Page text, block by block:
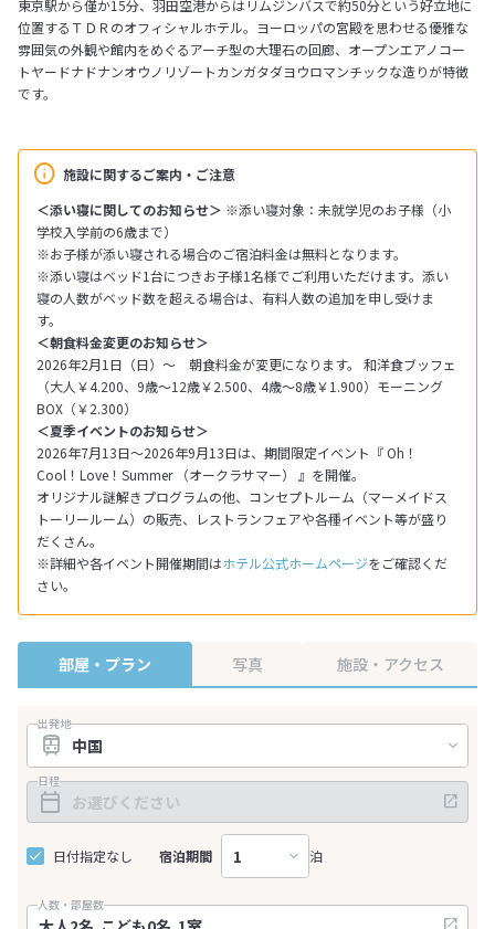
施設に関するご案内・ご注意
＜添い寝に関してのお知らせ＞ ※添い寝対象：未就学児のお子様（小
学校入学前の6歳まで）
※お子様が添い寝される場合のご宿泊料金は無料となります。
※添い寝はベッド1台につきお子様1名様でご利用いただけます。添い
寝の人数がベッド数を超える場合は、有料人数の追加を申し受けま
す。
＜朝食料金変更のお知らせ＞
2026年2月1日（日）～ 朝食料金が変更になります。 和洋食ブッフェ
（大人￥4.200、9歳～12歳￥2.500、4歳～8歳￥1.900）モーニング
BOX（￥2.300）
＜夏季イベントのお知らせ＞
2026年7月13日～2026年9月13日は、期間限定イベント『 Oh！
Cool！Love！Summer （オークラサマー） 』を開催。
オリジナル謎解きプログラムの他、コンセプトルーム（マーメイドス
トーリールーム）の販売、レストランフェアや各種イベント等が盛り
だくさん。
※詳細や各イベント開催期間はホテル公式ホームページをご確認くだ
さい。
東京駅から僅か15分、羽田空港からはリムジンバスで約50分という好立地に
位置するＴＤＲのオフィシャルホテル。ヨーロッパの宮殿を思わせる優雅な
雰囲気の外観や館内をめぐるアーチ型の大理石の回廊、オープンエアノコー
トヤードナドナンオウノリゾートカンガタダヨウロマンチックな造りが特徴
です。
部屋・プラン 写真 施設・アクセス
出発地
日程
日付指定なし 宿泊期間 泊
人数・部屋数